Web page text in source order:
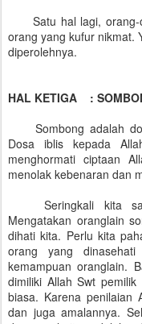
Satu hal lagi, orang-
orang yang kufur nikmat.
diperolehnya.
HAL KETIGA :
Sombong adalah
Dosa iblis kepada
menghormati ciptaan
menolak kebenaran dan
Seringkali kita
Mengatakan oranglain
dihati kita. Perlu kita
orang yang
kemampuan oranglain.
dimiliki Allah Swt
biasa. Karena penilaian
dan juga amalannya.